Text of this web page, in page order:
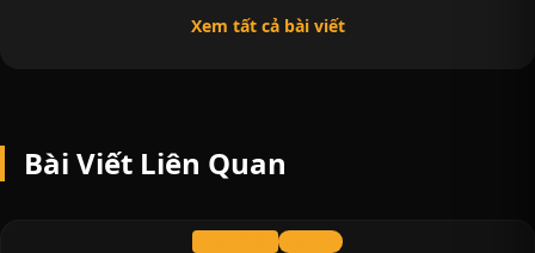
Xem tất cả bài viết
Bài Viết Liên Quan